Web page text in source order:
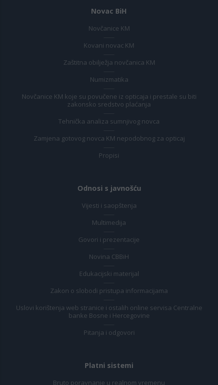
Novac BiH
Novčanice KM
Kovani novac KM
Zaštitna obilježja novčanica KM
Numizmatika
Novčanice KM koje su povučene iz opticaja i prestale su biti
zakonsko sredstvo plaćanja
Tehnička analiza sumnjivog novca
Zamjena gotovog novca KM nepodobnog za opticaj
Propisi
Odnosi s javnošću
Vijesti i saopštenja
Multimedija
Govori i prezentacije
Novina CBBiH
Edukacijski materijal
Zakon o slobodi pristupa informacijama
Uslovi korištenja web stranice i ostalih online servisa Centralne
banke Bosne i Hercegovine
Pitanja i odgovori
Platni sistemi
Bruto poravnanje u realnom vremenu